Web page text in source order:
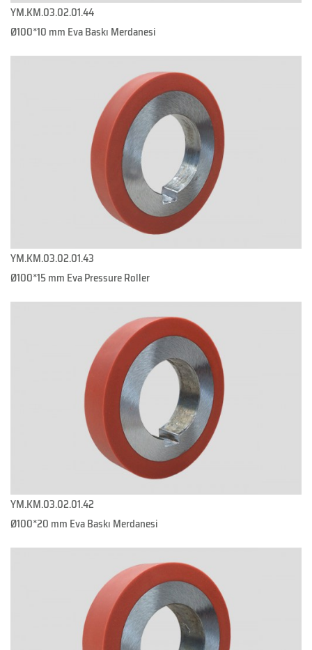
YM.KM.03.02.01.44
Ø100*10 mm Eva Baskı Merdanesi
YM.KM.03.02.01.43
Ø100*15 mm Eva Pressure Roller
YM.KM.03.02.01.42
Ø100*20 mm Eva Baskı Merdanesi